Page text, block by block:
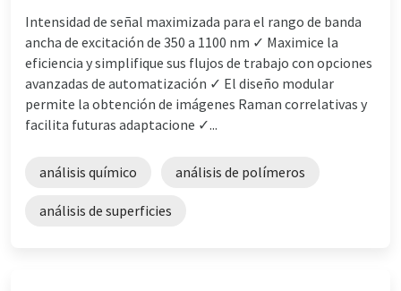
Intensidad de señal maximizada para el rango de banda
ancha de excitación de 350 a 1100 nm ✓ Maximice la
eficiencia y simplifique sus flujos de trabajo con opciones
avanzadas de automatización ✓ El diseño modular
permite la obtención de imágenes Raman correlativas y
facilita futuras adaptacione ✓...
análisis químico análisis de polímeros
análisis de superficies